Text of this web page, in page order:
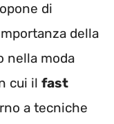
di
della
nella moda
cui il fast
a tecniche